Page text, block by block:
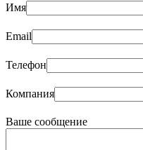
Имя
Email
Телефон
Компания
Ваше сообщение